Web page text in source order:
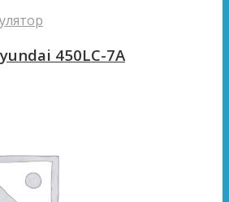
450LC-7A